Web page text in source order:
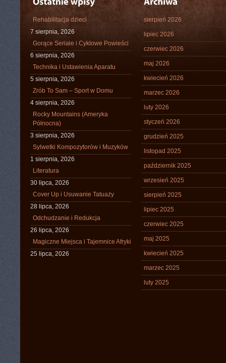
Rehabilitacja dzieci
7 sierpnia, 2026
Gorące Seriale i Cyklowe Powieści
6 sierpnia, 2026
Technika i Ustawienia Aparatu
5 sierpnia, 2026
Zrób To Sam – Sport w Domu
4 sierpnia, 2026
Rocky Mountains (Ameryka
Północna)
3 sierpnia, 2026
Sylwetki Kompozytorów i Muzyków
1 sierpnia, 2026
Literatura
30 lipca, 2026
Cover Up i Usuwanie Tatuaży
28 lipca, 2026
Odchudzanie i Redukcja
26 lipca, 2026
Magiczne Miejsca i Tajemnice Afryki
25 lipca, 2026
sierpień 2026
lipiec 2026
czerwiec 2026
maj 2026
kwiecień 2026
marzec 2026
luty 2026
styczeń 2026
grudzień 2025
listopad 2025
październik 2025
wrzesień 2025
sierpień 2025
lipiec 2025
czerwiec 2025
maj 2025
kwiecień 2025
marzec 2025
luty 2025